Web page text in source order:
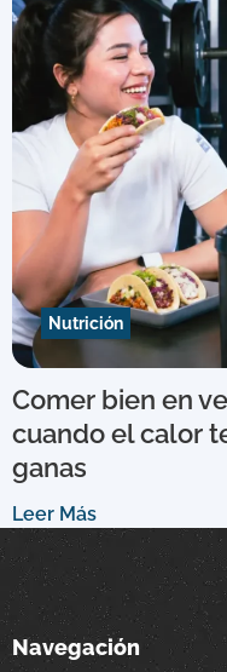
Nutrición
Comer bien en
cuando el calor
ganas
Leer Más
Navegación